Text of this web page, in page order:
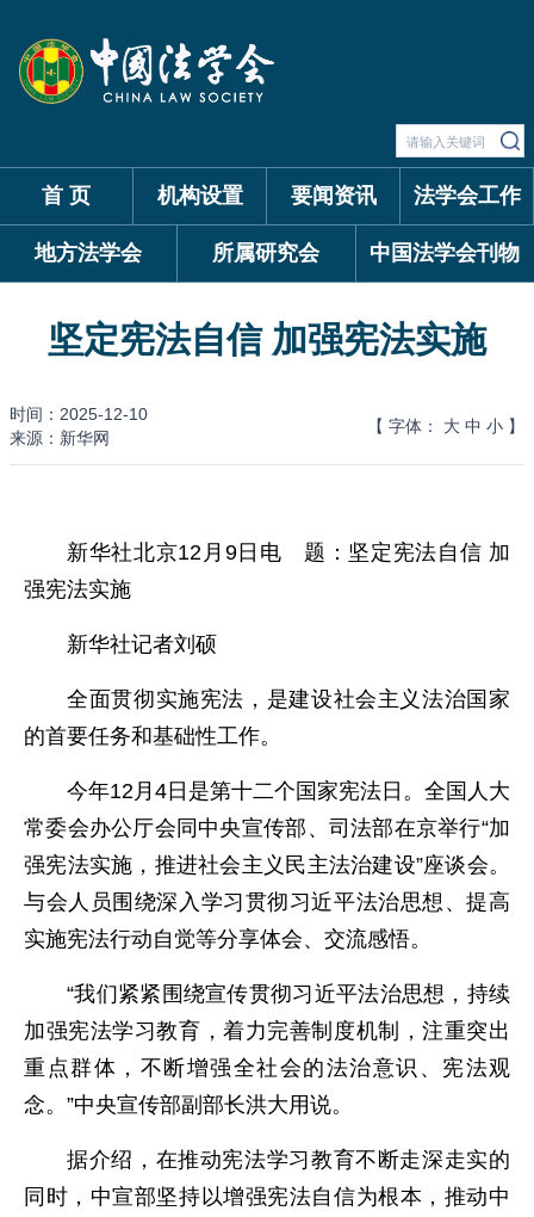
首 页 机构设置 要闻资讯 法学会工作
地方法学会 所属研究会 中国法学会刊物
坚定宪法自信 加强宪法实施
时间：2025-12-10
来源：新华网
【 字体： 大 中 小 】
新华社北京12月9日电 题：坚定宪法自信 加
强宪法实施
新华社记者刘硕
全面贯彻实施宪法，是建设社会主义法治国家
的首要任务和基础性工作。
今年12月4日是第十二个国家宪法日。全国人大
常委会办公厅会同中央宣传部、司法部在京举行“加
强宪法实施，推进社会主义民主法治建设”座谈会。
与会人员围绕深入学习贯彻习近平法治思想、提高
实施宪法行动自觉等分享体会、交流感悟。
“我们紧紧围绕宣传贯彻习近平法治思想，持续
加强宪法学习教育，着力完善制度机制，注重突出
重点群体，不断增强全社会的法治意识、宪法观
念。”中央宣传部副部长洪大用说。
据介绍，在推动宪法学习教育不断走深走实的
同时，中宣部坚持以增强宪法自信为根本，推动中